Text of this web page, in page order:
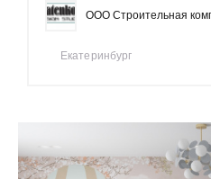
ООО Строительная
Екатеринбург